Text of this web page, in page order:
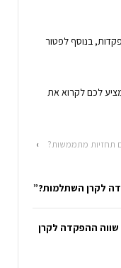
בנוסף לפטור
לכם לקרוא את
תחזיות מתממשות? ›
לקרן השתלמות?”
שווה ההפקדה לקרן